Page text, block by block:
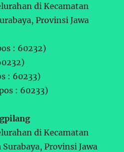
di Kecamatan
Provinsi Jawa
: 60232)
: 60233)
: 60233)
di Kecamatan
Provinsi Jawa